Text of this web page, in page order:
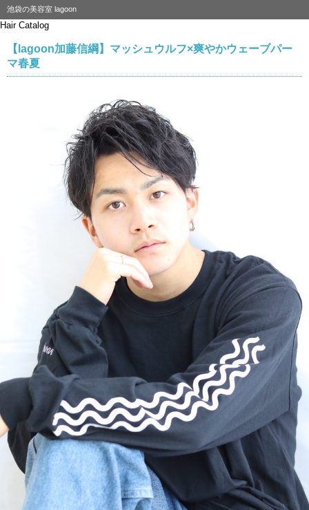
池袋の美容室 lagoon
Hair Catalog
【lagoon加藤信綱】マッシュウルフ×爽やかウェーブパー
マ春夏